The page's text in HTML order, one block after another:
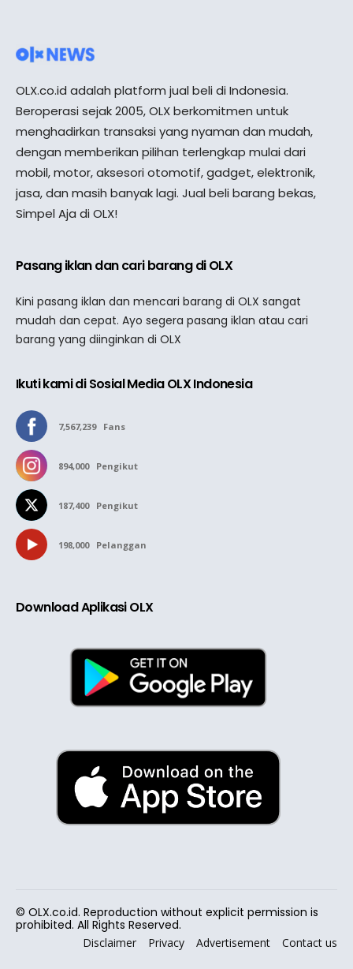
OLX.co.id adalah platform jual beli di Indonesia.
Beroperasi sejak 2005, OLX berkomitmen untuk
menghadirkan transaksi yang nyaman dan mudah,
dengan memberikan pilihan terlengkap mulai dari
mobil, motor, aksesori otomotif, gadget, elektronik,
jasa, dan masih banyak lagi. Jual beli barang bekas,
Simpel Aja di OLX!
Pasang iklan dan cari barang di OLX
Kini pasang iklan dan mencari barang di OLX sangat
mudah dan cepat. Ayo segera pasang iklan atau cari
barang yang diinginkan di OLX
Ikuti kami di Sosial Media OLX Indonesia
7,567,239 Fans
894,000 Pengikut
187,400 Pengikut
198,000 Pelanggan
Download Aplikasi OLX
© OLX.co.id. Reproduction without explicit permission is
prohibited. All Rights Reserved.
Disclaimer Privacy Advertisement Contact us